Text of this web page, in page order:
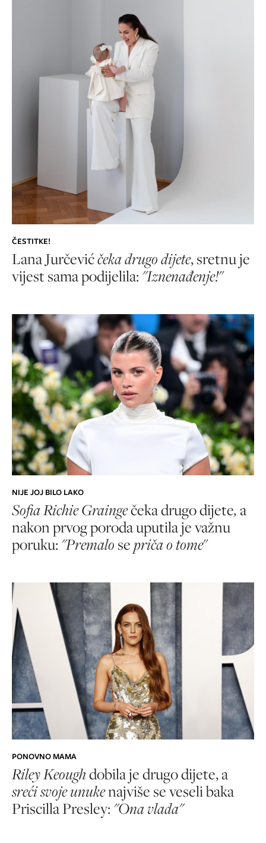
ČESTITKE!
Lana Jurčevićčeka drugo dijete, sretnu je
vijest sama podijelila: "Iznenađenje!"
NIJE JOJ BILO LAKO
Sofia Richie Graingečeka drugo dijete,a
nakon prvog poroda uputila je važnu
poruku: "Premalosepriča o tome"
PONOVNO MAMA
Riley Keoughdobila je drugo dijete, a
sreći svoje unukenajviše se veseli baka
Priscilla Presley: "Ona vlada"